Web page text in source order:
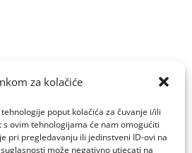
za kolačiće
poput kolačića za čuvanje i/ili
ovim tehnologijama će nam omogućiti
pri pregledavanju ili jedinstveni ID-ovi na
može negativno utjecati na